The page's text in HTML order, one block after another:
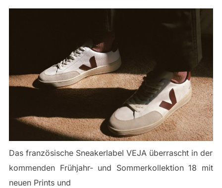
Das französische Sneakerlabel VEJA überrascht in der
kommenden Frühjahr- und Sommerkollektion 18 mit
neuen Prints und